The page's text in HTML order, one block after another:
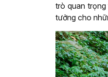
trò quan
tưởng cho